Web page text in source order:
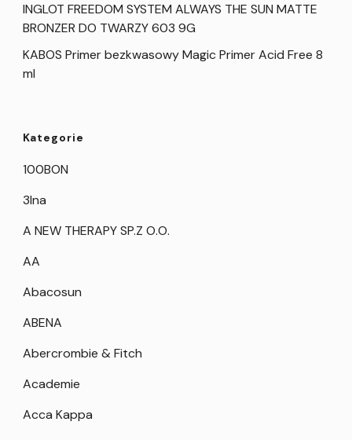
INGLOT FREEDOM SYSTEM ALWAYS THE SUN MATTE
BRONZER DO TWARZY 603 9G
KABOS Primer bezkwasowy Magic Primer Acid Free 8
ml
Kategorie
100BON
3Ina
A NEW THERAPY SP.Z O.O.
AA
Abacosun
ABENA
Abercrombie & Fitch
Academie
Acca Kappa